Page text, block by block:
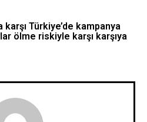
karşı Türkiye’de kampanya
ölme riskiyle karşı karşıya